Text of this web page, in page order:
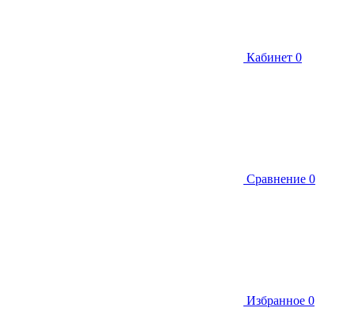
Кабинет 0
Сравнение 0
Избранное 0